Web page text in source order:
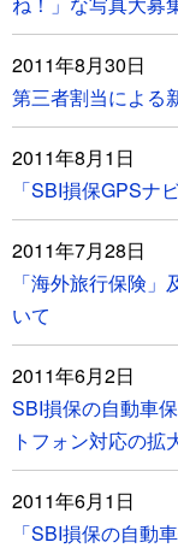
2011年8月30日
第三者割当による
2011年8月1日
「SBI損保GPSナ
2011年7月28日
「海外旅行保険
いて
2011年6月2日
SBI損保の自動車
トフォン対応の拡
2011年6月1日
「SBI損保の自動